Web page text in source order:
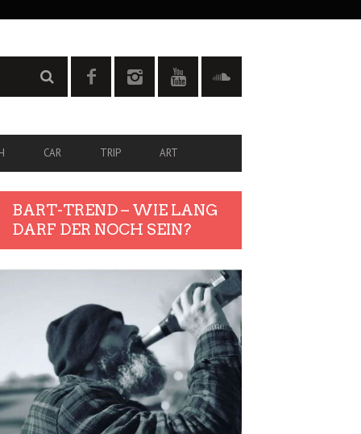
CAR TRIP ART
BART-TREND – WIE LANG
DARF DER NOCH SEIN?